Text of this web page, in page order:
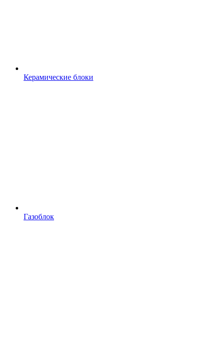
Керамические блоки
Газоблок